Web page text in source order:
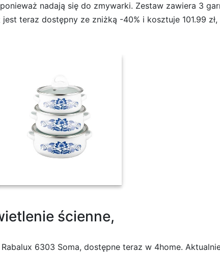
nadają się do zmywarki. Zestaw zawiera 3
teraz dostępny ze zniżką -40% i kosztuje 101.99 zł,
garnków,
ścienne,
6303 Soma, dostępne teraz w 4home.